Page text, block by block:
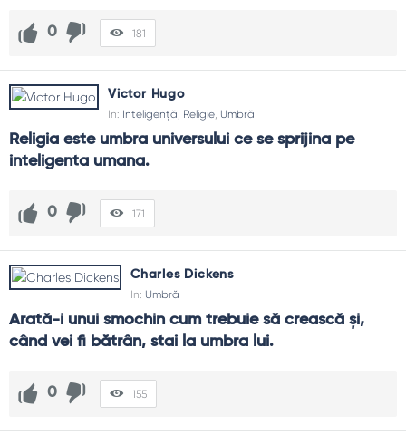
0 181
Victor Hugo
In: Inteligență Religie Umbră
Religia este umbra universului ce se sprijina pe
inteligenta umana.
0 171
Charles Dickens
In: Umbră
Arată-i unui smochin cum trebuie să crească şi,
când vei fi bătrân, stai la umbra lui.
0 155